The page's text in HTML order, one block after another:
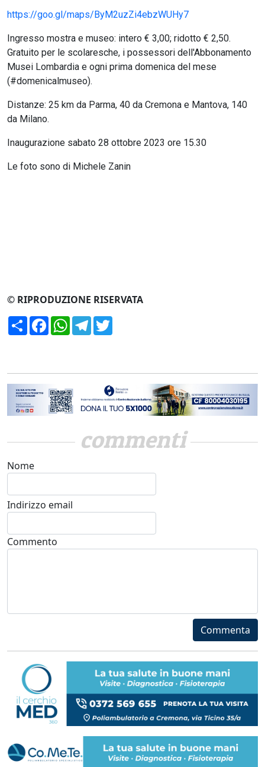
https://goo.gl/maps/ByM2uzZi4ebzWUHy7
Ingresso mostra e museo: intero € 3,00; ridotto € 2,50.
Gratuito per le scolaresche, i possessori dell'Abbonamento
Musei Lombardia e ogni prima domenica del mese
(#domenicalmuseo).
Distanze: 25 km da Parma, 40 da Cremona e Mantova, 140
da Milano.
Inaugurazione sabato 28 ottobre 2023 ore 15.30
Le foto sono di Michele Zanin
© RIPRODUZIONE RISERVATA
CondividiFacebookWhatsApp
Telegram
commenti
Nome
Indirizzo email
Commento
Commenta